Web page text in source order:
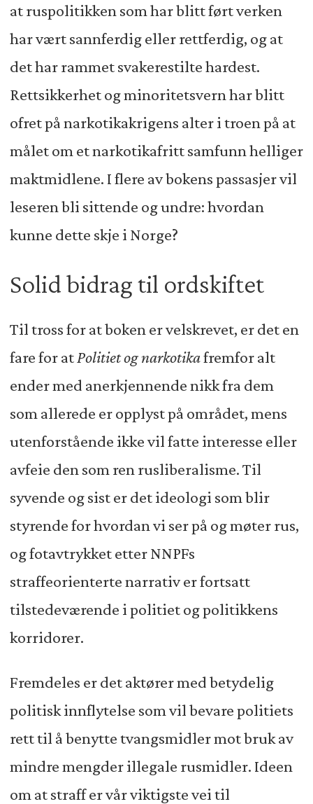
at ruspolitikken som har blitt ført verken
har vært sannferdig eller rettferdig, og at
det har rammet svakerestilte hardest.
Rettsikkerhet og minoritetsvern har blitt
ofret på narkotikakrigens alter i troen på at
målet om et narkotikafritt samfunn helliger
maktmidlene. I flere av bokens passasjer vil
leseren bli sittende og undre: hvordan
kunne dette skje i Norge?
Solid bidrag til ordskiftet
Til tross for at boken er velskrevet, er det en
fare for atPolitiet og narkotikafremfor alt
ender med anerkjennende nikk fra dem
som allerede er opplyst på området, mens
utenforstående ikke vil fatte interesse eller
avfeie den som ren rusliberalisme. Til
syvende og sist er det ideologi som blir
styrende for hvordan vi ser på og møter rus,
og fotavtrykket etter NNPFs
straffeorienterte narrativ er fortsatt
tilstedeværende i politiet og politikkens
korridorer.
Fremdeles er det aktører med betydelig
politisk innflytelse som vil bevare politiets
rett til å benytte tvangsmidler mot bruk av
mindre mengder illegale rusmidler. Ideen
om at straff er vår viktigste vei til